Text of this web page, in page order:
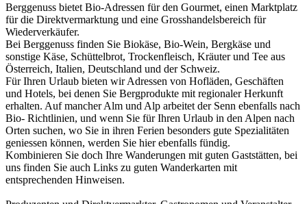
Berggenuss bietet Bio-Adressen für den Gourmet, einen Marktplatz
für die Direktvermarktung und eine Grosshandelsbereich für
Wiederverkäufer.
Bei Berggenuss finden Sie Biokäse, Bio-Wein, Bergkäse und
sonstige Käse, Schüttelbrot, Trockenfleisch, Kräuter und Tee aus
Österreich, Italien, Deutschland und der Schweiz.
Für Ihren Urlaub bieten wir Adressen von Hofläden, Geschäften
und Hotels, bei denen Sie Bergprodukte mit regionaler Herkunft
erhalten. Auf mancher Alm und Alp arbeitet der Senn ebenfalls nach
Bio- Richtlinien, und wenn Sie für Ihren Urlaub in den Alpen nach
Orten suchen, wo Sie in ihren Ferien besonders gute Spezialitäten
geniessen können, werden Sie hier ebenfalls fündig.
Kombinieren Sie doch Ihre Wanderungen mit guten Gaststätten, bei
uns finden Sie auch Links zu guten Wanderkarten mit
entsprechenden Hinweisen.